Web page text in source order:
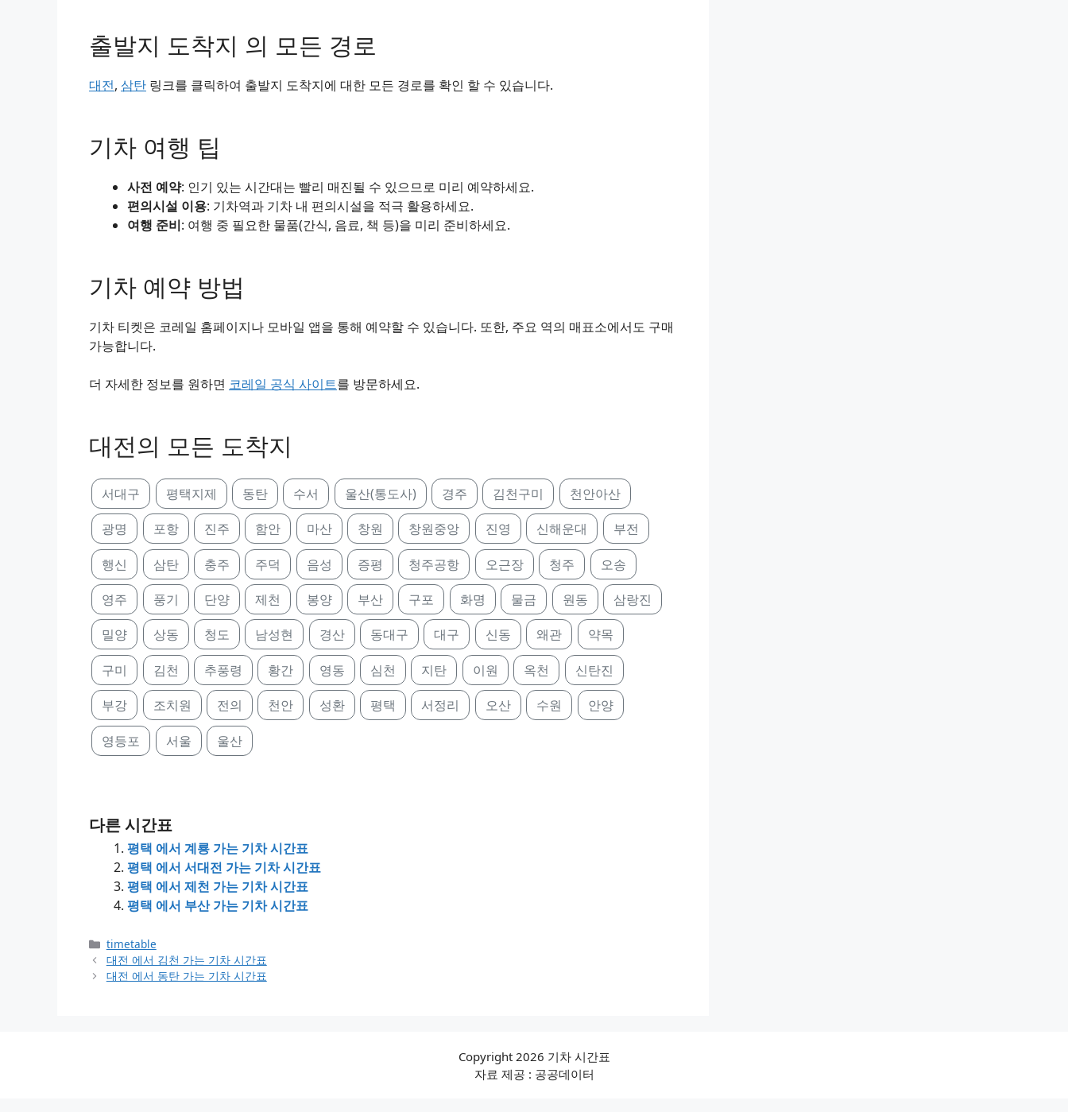
출발지 도착지 의 모든 경로
대전, 삼탄 링크를 클릭하여 출발지 도착지에 대한 모든 경로를 확인 할 수 있습니다.
기차 여행 팁
사전 예약: 인기 있는 시간대는 빨리 매진될 수 있으므로 미리 예약하세요.
편의시설 이용: 기차역과 기차 내 편의시설을 적극 활용하세요.
여행 준비: 여행 중 필요한 물품(간식, 음료, 책 등)을 미리 준비하세요.
기차 예약 방법
기차 티켓은 코레일 홈페이지나 모바일 앱을 통해 예약할 수 있습니다. 또한, 주요 역의 매표소에서도 구매
가능합니다.
더 자세한 정보를 원하면 코레일 공식 사이트를 방문하세요.
대전의 모든 도착지
서대구 평택지제 동탄 수서 울산(통도사) 경주 김천구미 천안아산
광명 포항 진주 함안 마산 창원 창원중앙 진영 신해운대 부전
행신 삼탄 충주 주덕 음성 증평 청주공항 오근장 청주 오송
영주 풍기 단양 제천 봉양 부산 구포 화명 물금 원동 삼랑진
밀양 상동 청도 남성현 경산 동대구 대구 신동 왜관 약목
구미 김천 추풍령 황간 영동 심천 지탄 이원 옥천 신탄진
부강 조치원 전의 천안 성환 평택 서정리 오산 수원 안양
영등포 서울 울산
다른 시간표
평택 에서 계룡 가는 기차 시간표
평택 에서 서대전 가는 기차 시간표
평택 에서 제천 가는 기차 시간표
평택 에서 부산 가는 기차 시간표
Categories
timetable
대전 에서 김천 가는 기차 시간표
대전 에서 동탄 가는 기차 시간표
Copyright 2026 기차 시간표
자료 제공 : 공공데이터